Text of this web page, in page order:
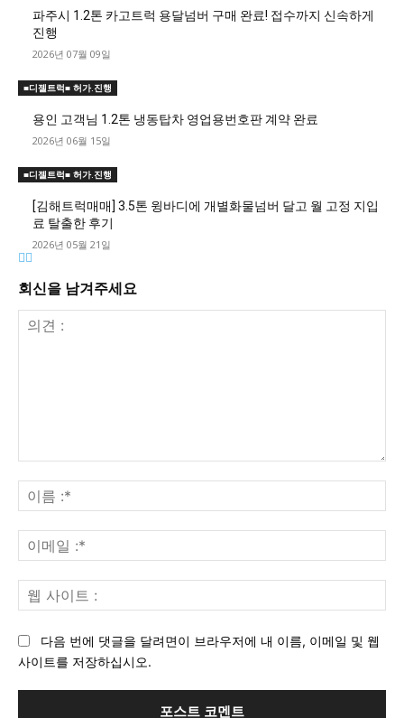
파주시 1.2톤 카고트럭 용달넘버 구매 완료! 접수까지 신속하게
진행
2026년 07월 09일
■디젤트럭■ 허가.진행
용인 고객님 1.2톤 냉동탑차 영업용번호판 계약 완료
2026년 06월 15일
■디젤트럭■ 허가.진행
[김해트럭매매] 3.5톤 윙바디에 개별화물넘버 달고 월 고정 지입
료 탈출한 후기
2026년 05월 21일
회신을 남겨주세요
견
:
름
:*
메
일
사
다음 번에 댓글을 달려면이 브라우저에 내 이름, 이메일 및 웹
사이트를 저장하십시오.